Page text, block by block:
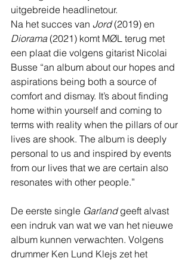
uitgebreide headlinetour.
Na het succes van Jord (2019) en
Diorama (2021) komt MØL terug met
een plaat die volgens gitarist Nicolai
Busse “an album about our hopes and
aspirations being both a source of
comfort and dismay. It’s about finding
home within yourself and coming to
terms with reality when the pillars of our
lives are shook. The album is deeply
personal to us and inspired by events
from our lives that we are certain also
resonates with other people.”
De eerste single Garland geeft alvast
een indruk van wat we van het nieuwe
album kunnen verwachten. Volgens
drummer Ken Lund Klejs zet het